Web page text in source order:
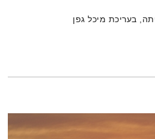
בעריכת מיכל גפן